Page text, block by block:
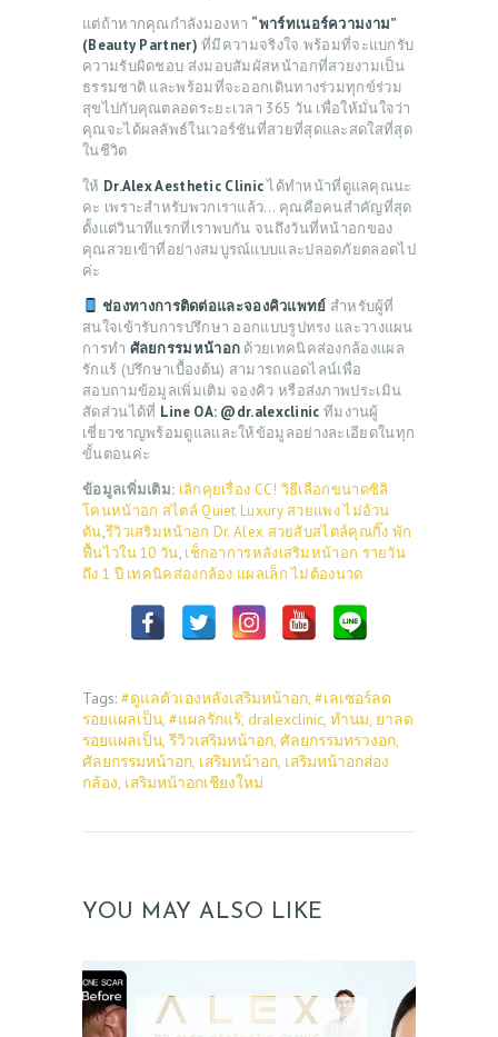
แต่ถ้าหากคุณกำลังมองหา “พาร์ทเนอร์ความงาม”
(Beauty Partner) ที่มีความจริงใจ พร้อมที่จะแบกรับ
ความรับผิดชอบ ส่งมอบสัมผัสหน้าอกที่สวยงามเป็น
ธรรมชาติ และพร้อมที่จะออกเดินทางร่วมทุกข์ร่วม
สุขไปกับคุณตลอดระยะเวลา 365 วัน เพื่อให้มั่นใจว่า
คุณจะได้ผลลัพธ์ในเวอร์ชันที่สวยที่สุดและสดใสที่สุด
ในชีวิต
ให้ Dr.Alex Aesthetic Clinicได้ทำหน้าที่ดูแลคุณนะ
คะ เพราะสำหรับพวกเราแล้ว… คุณคือคนสำคัญที่สุด
ตั้งแต่วินาทีแรกที่เราพบกัน จนถึงวันที่หน้าอกของ
คุณสวยเข้าที่อย่างสมบูรณ์แบบและปลอดภัยตลอดไป
ค่ะ
ช่องทางการติดต่อและจองคิวแพทย์ สำหรับผู้ที่
สนใจเข้ารับการปรึกษา ออกแบบรูปทรง และวางแผน
การทำ ศัลยกรรมหน้าอก ด้วยเทคนิคส่องกล้องแผล
รักแร้ (ปรึกษาเบื้องต้น) สามารถแอดไลน์เพื่อ
สอบถามข้อมูลเพิ่มเติม จองคิว หรือส่งภาพประเมิน
สัดส่วนได้ที่ Line OA: @dr.alexclinic ทีมงานผู้
เชี่ยวชาญพร้อมดูแลและให้ข้อมูลอย่างละเอียดในทุก
ขั้นตอนค่ะ
ข้อมูลเพิ่มเติม: เลิกคุยเรื่อง CC! วิธีเลือกขนาดซิลิ
โคนหน้าอก สไตล์ Quiet Luxury สวยแพง ไม่อ้วน
ตัน,รีวิวเสริมหน้าอก Dr. Alex สวยสับสไตล์คุณกิ๊ง พัก
ฟื้นไวใน 10 วัน, เช็กอาการหลังเสริมหน้าอก รายวัน
ถึง 1 ปี เทคนิคส่องกล้อง แผลเล็ก ไม่ต้องนวด
Tags: #ดูแลตัวเองหลังเสริมหน้าอก, #เลเซอร์ลด
รอยแผลเป็น, #แผลรักแร้, dralexclinic, ทำนม, ยาลด
รอยแผลเป็น,รีวิวเสริมหน้าอก, ศัลยกรรมทรวงอก,
ศัลยกรรมหน้าอก, เสริมหน้าอก, เสริมหน้าอกส่อง
กล้อง, เสริมหน้าอกเชียงใหม่
YOU MAY ALSO LIKE